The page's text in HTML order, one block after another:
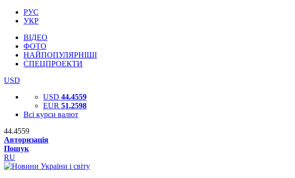
РУС
УКР
ВІДЕО
ФОТО
НАЙПОПУЛЯРНІШІ
СПЕЦПРОЕКТИ
USD
USD 44.4559
EUR 51.2598
Всі курси валют
44.4559
Авторизація
Пошук
RU